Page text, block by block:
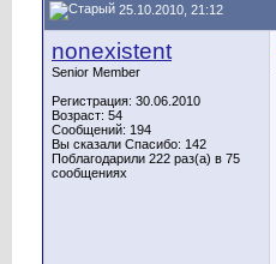
25.10.2010, 21:12
nonexistent
Senior Member
Регистрация: 30.06.2010
Возраст: 54
Сообщений: 194
Вы сказали Спасибо: 142
Поблагодарили 222 раз(а) в 75
сообщениях